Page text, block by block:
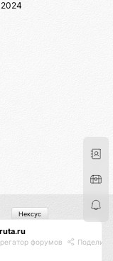
2024
форумов
Нексус